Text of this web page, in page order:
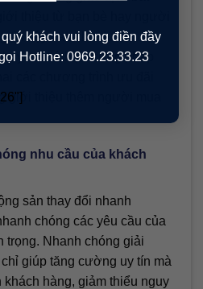
khách vui lòng điền đầy
Hotline: 0969.23.33.23
tin cậy cao cho dự án.
khích phương pháp
giới thiệu thêm người mua
nhu cầu của khách
sản thay đổi nhanh
chóng các yêu cầu của
trọng. Nhanh chóng giải
giúp tăng cường uy tín mà
hàng, giảm thiểu nguy